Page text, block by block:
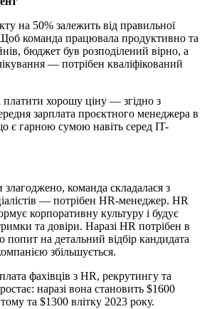
на 50% залежить від правильної
Щоб команда працювала продуктивно та
бюджет був розподілений вірно, а
— потрібен кваліфікований
платити хорошу ціну — згідно з
зарплата проєктного менеджера в
є гарною сумою навіть серед IT-
команда складалася з
— потрібен HR-менеджер. HR
корпоративну культуру і будує
та довіри. Наразі HR потрібен в
попит на детальний відбір кандидата
збільшується.
фахівців з HR, рекрутингу та
наразі вона становить $1600
та $1300 влітку 2023 року.